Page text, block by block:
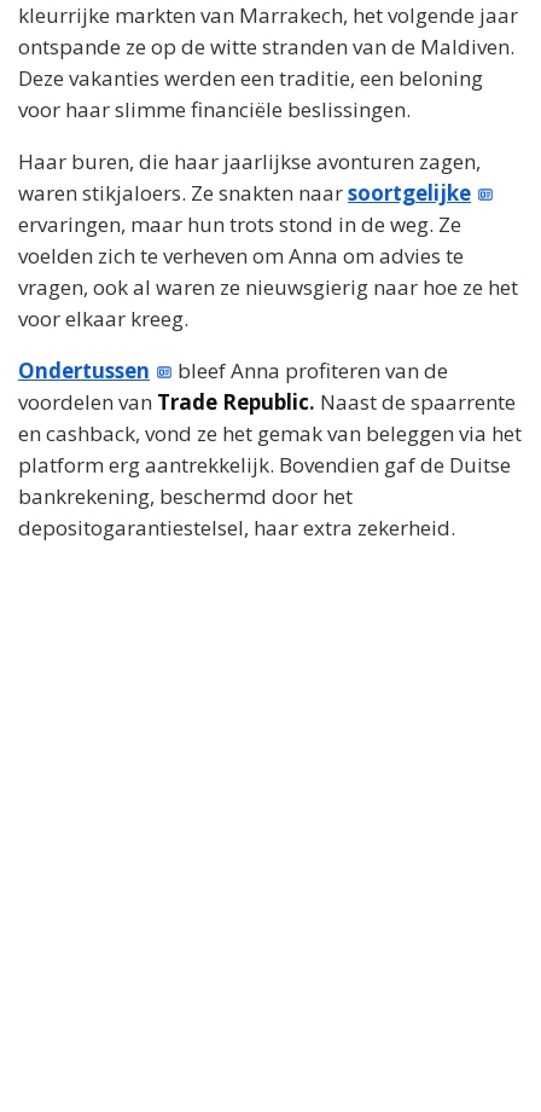
kleurrijke markten van Marrakech, het volgende jaar
ontspande ze op de witte stranden van de Maldiven.
Deze vakanties werden een traditie, een beloning
voor haar slimme financiële beslissingen.
Haar buren, die haar jaarlijkse avonturen zagen,
waren stikjaloers. Ze snakten naarsoortgelijke
ervaringen, maar hun trots stond in de weg. Ze
voelden zich te verheven om Anna om advies te
vragen, ook al waren ze nieuwsgierig naar hoe ze het
voor elkaar kreeg.
Ondertussen
bleef Anna profiteren van de
voordelen van Trade Republic. Naast de spaarrente
en cashback, vond ze het gemak van beleggen via het
platform erg aantrekkelijk. Bovendien gaf de Duitse
bankrekening, beschermd door het
depositogarantiestelsel, haar extra zekerheid.